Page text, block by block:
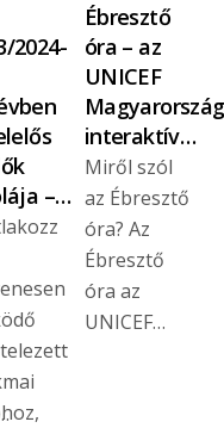
2024-
–…
Ébresztő
óra – az
UNICEF
Magyarország
interaktív…
Miről szól
az Ébresztő
óra? Az
Ébresztő
óra az
UNICEF…